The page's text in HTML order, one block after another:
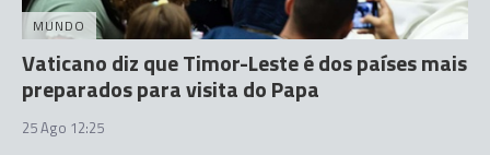
MUNDO
Vaticano diz que Timor-Leste é dos países mais
preparados para visita do Papa
25 Ago 12:25